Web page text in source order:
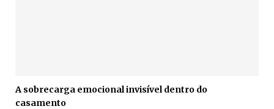
A sobrecarga emocional invisível dentro do
casamento